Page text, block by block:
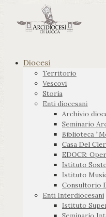
Diocesi
Territorio
Vescovi
Storia
Enti diocesani
Archivio
Seminario
Biblioteca
Casa Del
EDOCR:
Istituto
Istituto
Consultorio
Enti Interdiocesani
Istituto